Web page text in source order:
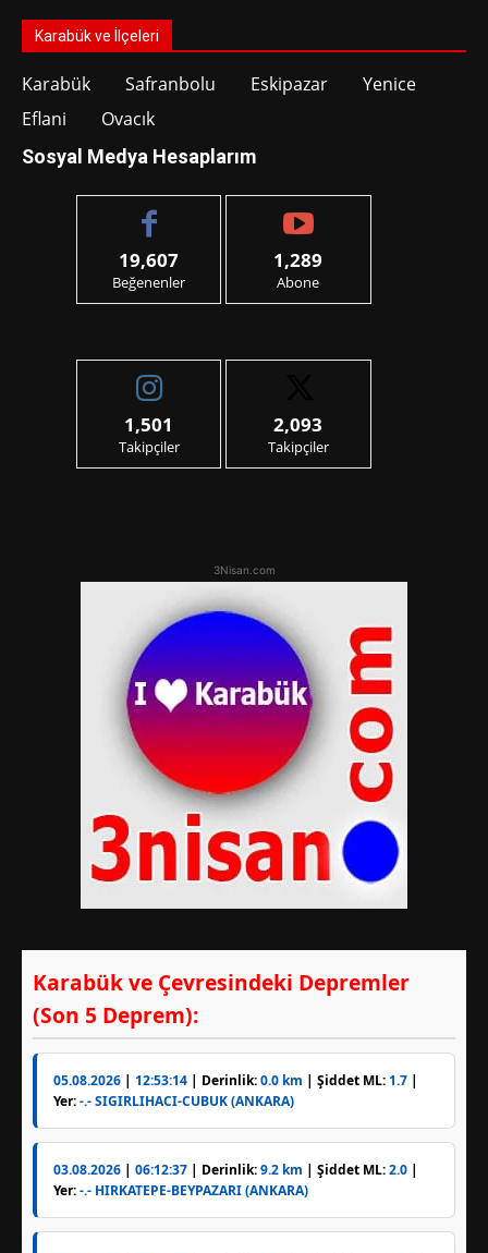
Karabük ve İlçeleri
Karabük Safranbolu Eskipazar
Yenice
Eflani
Ovacık
Sosyal Medya Hesaplarım
19,607
Beğenenler
1,289
Abone
1,501
Takipçiler
2,093
Takipçiler
3Nisan.com